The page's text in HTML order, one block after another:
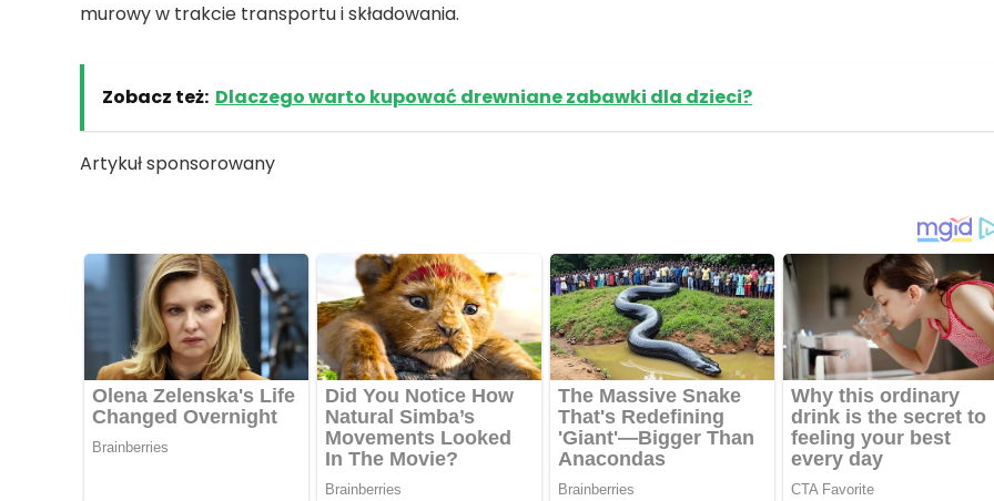
murowy w trakcie transportu i składowania.
Zobacz też: Dlaczego warto kupować drewniane zabawki dla dzieci?
Artykuł sponsorowany